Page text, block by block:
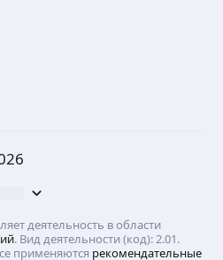
деятельность в области
. Вид деятельности (код): 2.01.
применяются рекомендательные